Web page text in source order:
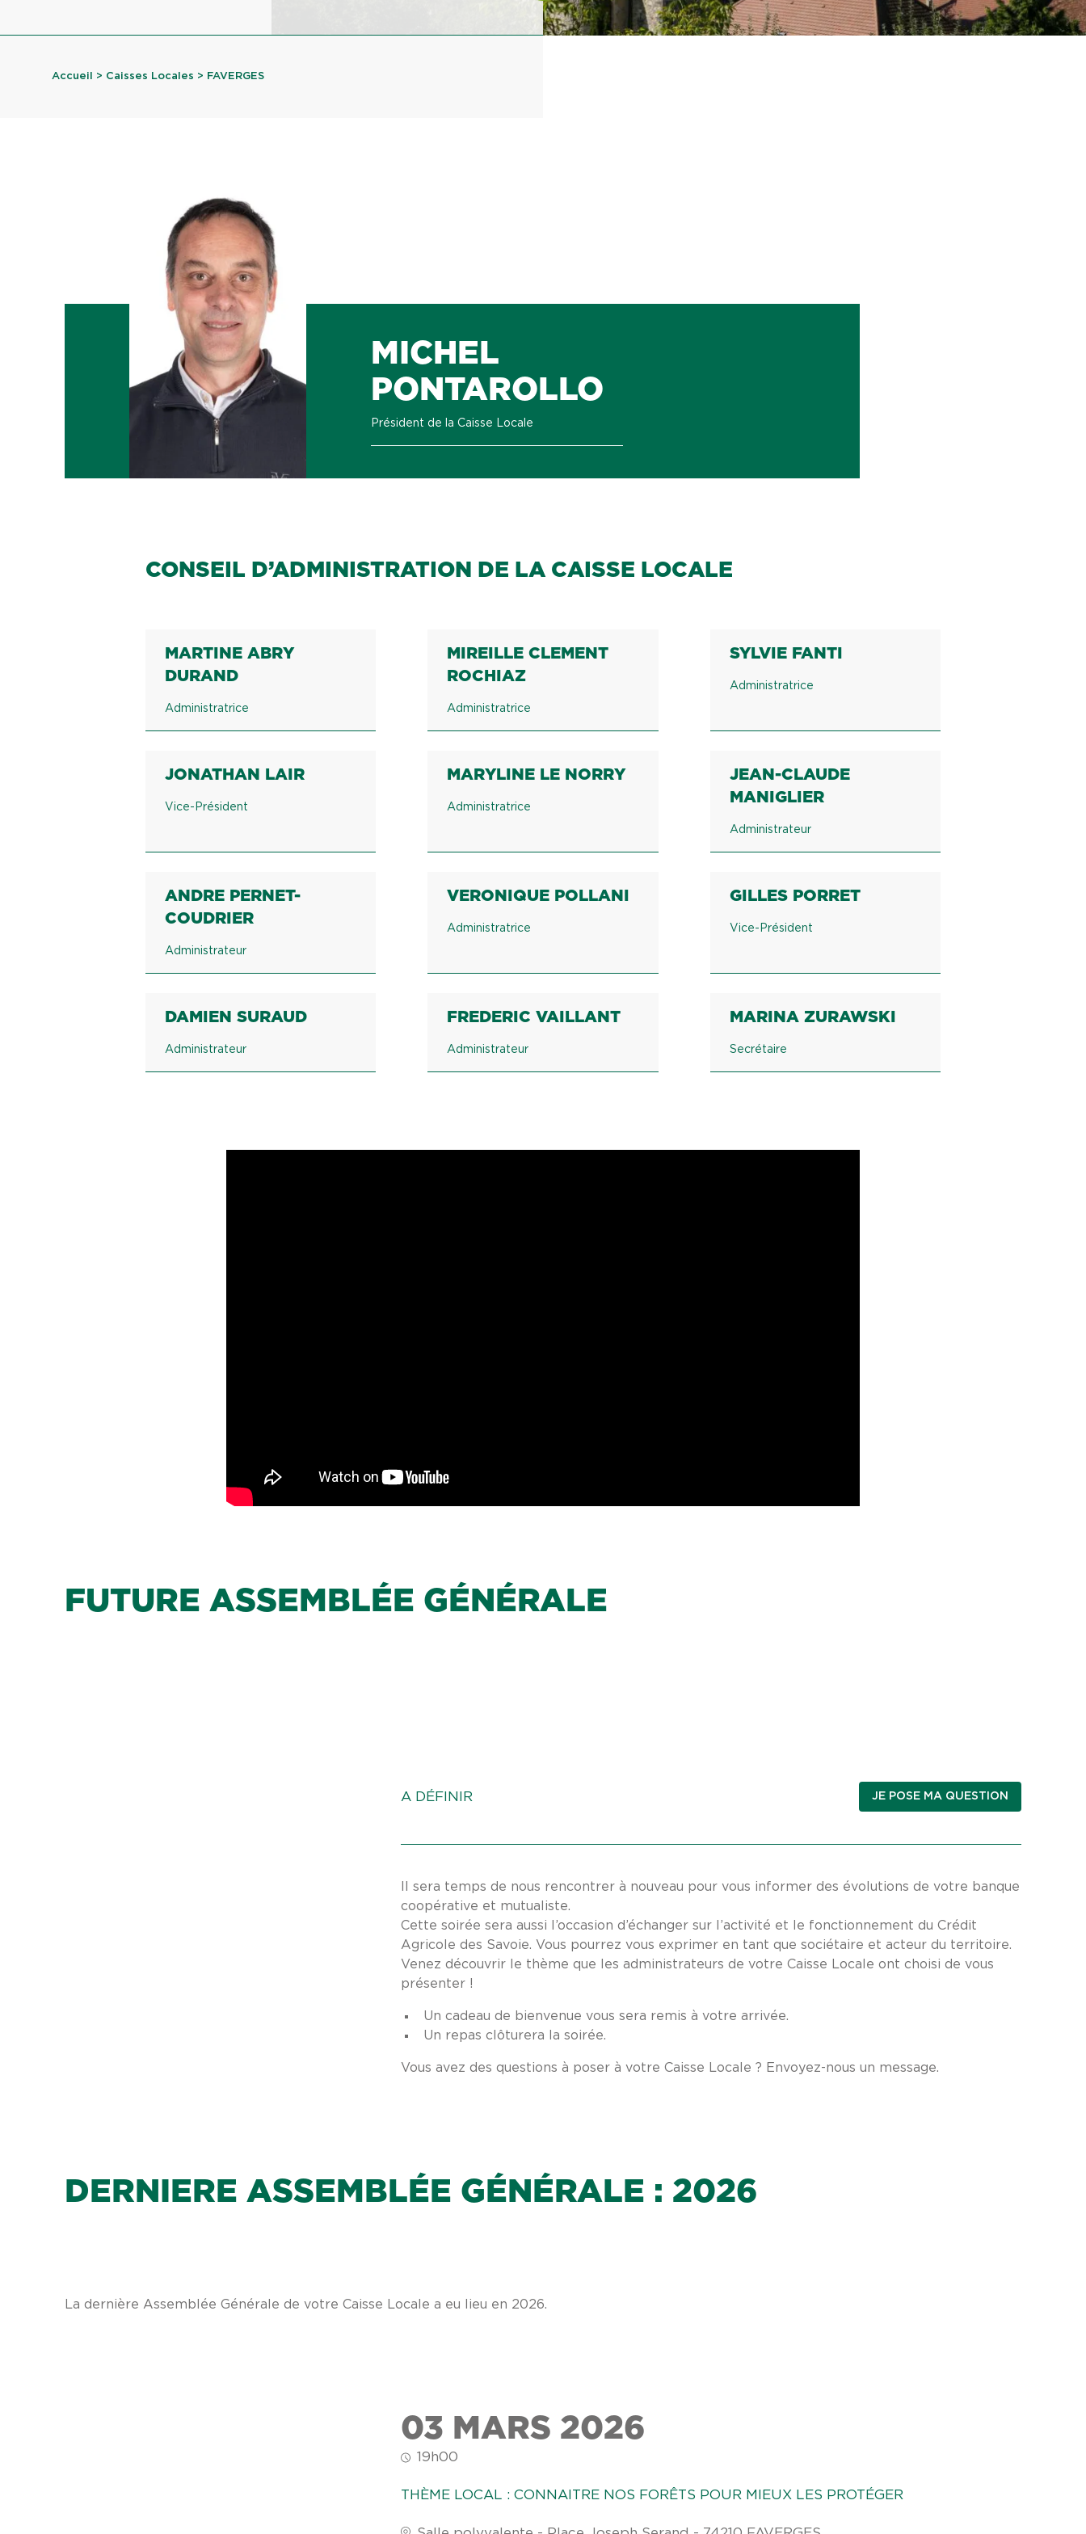
Accueil > Caisses Locales > FAVERGES
MICHEL
PONTAROLLO
Président de la Caisse Locale
CONSEIL D’ADMINISTRATION DE LA CAISSE LOCALE
MARTINE ABRY
DURAND
Administratrice
MIREILLE CLEMENT
ROCHIAZ
Administratrice
SYLVIE FANTI
Administratrice
JONATHAN LAIR
Vice-Président
MARYLINE LE NORRY
Administratrice
JEAN-CLAUDE
MANIGLIER
Administrateur
ANDRE PERNET-
COUDRIER
Administrateur
VERONIQUE POLLANI
Administratrice
GILLES PORRET
Vice-Président
DAMIEN SURAUD
Administrateur
FREDERIC VAILLANT
Administrateur
MARINA ZURAWSKI
Secrétaire
FUTURE ASSEMBLÉE GÉNÉRALE
A DÉFINIR JE POSE MA QUESTION
Il sera temps de nous rencontrer à nouveau pour vous informer des évolutions de votre banque
coopérative et mutualiste.
Cette soirée sera aussi l’occasion d’échanger sur l’activité et le fonctionnement du Crédit
Agricole des Savoie. Vous pourrez vous exprimer en tant que sociétaire et acteur du territoire.
Venez découvrir le thème que les administrateurs de votre Caisse Locale ont choisi de vous
présenter !
Un cadeau de bienvenue vous sera remis à votre arrivée.
Un repas clôturera la soirée.
Vous avez des questions à poser à votre Caisse Locale ? Envoyez-nous un message.
DERNIERE ASSEMBLÉE GÉNÉRALE : 2026
La dernière Assemblée Générale de votre Caisse Locale a eu lieu en 2026.
03 MARS 2026
19h00
THÈME LOCAL : CONNAITRE NOS FORÊTS POUR MIEUX LES PROTÉGER